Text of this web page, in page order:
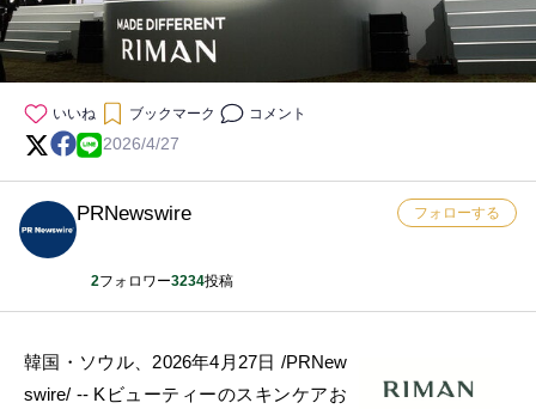
いいね ブックマーク コメント
2026/4/27
PRNewswire
2フォロワー3234投稿
フォローする
韓国・ソウル、2026年4月27日 /PRNew
swire/ -- Kビューティーのスキンケアお